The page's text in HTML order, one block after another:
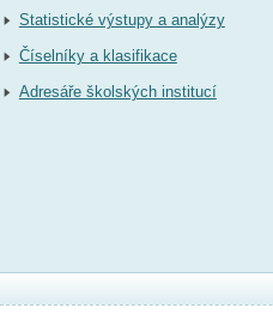
Statistické výstupy a analýzy
Číselníky a klasifikace
Adresáře školských institucí